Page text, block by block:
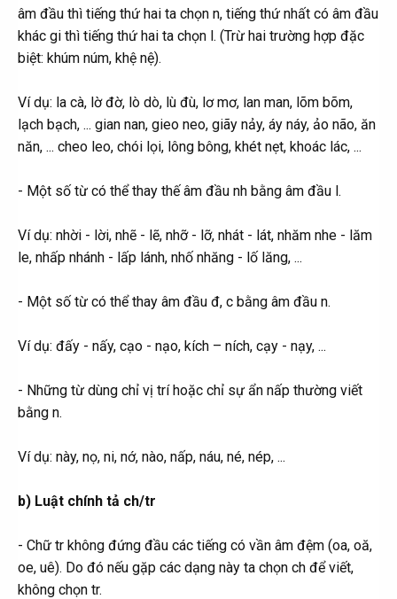
âm đầu thì tiếng thứ hai ta chọn n, tiếng thứ nhất có âm đầu
khác gi thì tiếng thứ hai ta chọn l. (Trừ hai trường hợp đặc
biệt: khúm núm, khệ nệ).
Ví dụ: la cà, lờ đờ, lò dò, lù đù, lơ mơ, lan man, lõm bõm,
lạch bạch, ... gian nan, gieo neo, giãy nảy, áy náy, ảo não, ăn
năn, ... cheo leo, chói lọi, lông bông, khét nẹt, khoác lác, ...
- Một số từ có thể thay thế âm đầu nh bằng âm đầu l.
Ví dụ: nhời - lời, nhẽ - lẽ, nhỡ - lỡ, nhát - lát, nhăm nhe - lăm
le, nhấp nhánh - lấp lánh, nhố nhăng - lố lăng, ...
- Một số từ có thể thay âm đầu đ, c bằng âm đầu n.
Ví dụ: đấy - nấy, cạo - nạo, kích – ních, cạy - nạy, ...
- Những từ dùng chỉ vị trí hoặc chỉ sự ẩn nấp thường viết
bằng n.
Ví dụ: này, nọ, ni, nớ, nào, nấp, náu, né, nép, ...
b) Luật chính tả ch/tr
- Chữ tr không đứng đầu các tiếng có vần âm đệm (oa, oă,
oe, uê). Do đó nếu gặp các dạng này ta chọn ch để viết,
không chọn tr.